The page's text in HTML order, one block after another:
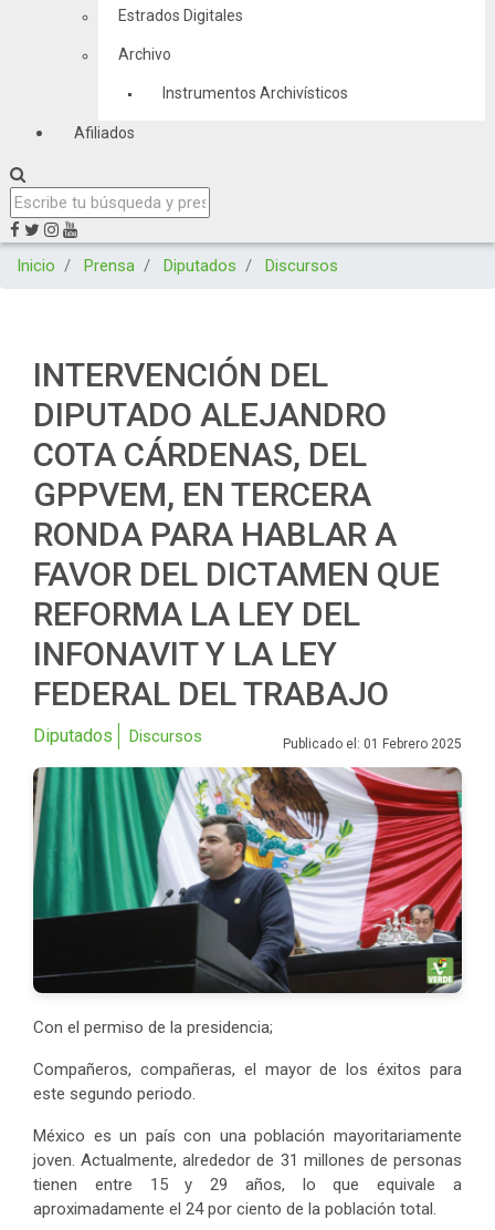
Estrados Digitales
Archivo
Instrumentos Archivísticos
Afiliados
Inicio Prensa Diputados Discursos
INTERVENCIÓN DEL
DIPUTADO ALEJANDRO
COTA CÁRDENAS, DEL
GPPVEM, EN TERCERA
RONDA PARA HABLAR A
FAVOR DEL DICTAMEN QUE
REFORMA LA LEY DEL
INFONAVIT Y LA LEY
FEDERAL DEL TRABAJO
Diputados Discursos Publicado el: 01 Febrero 2025
Con el permiso de la presidencia;
Compañeros, compañeras, el mayor de los éxitos para
este segundo periodo.
México es un país con una población mayoritariamente
joven. Actualmente, alrededor de 31 millones de personas
tienen entre 15 y 29 años, lo que equivale a
aproximadamente el 24 por ciento de la población total.